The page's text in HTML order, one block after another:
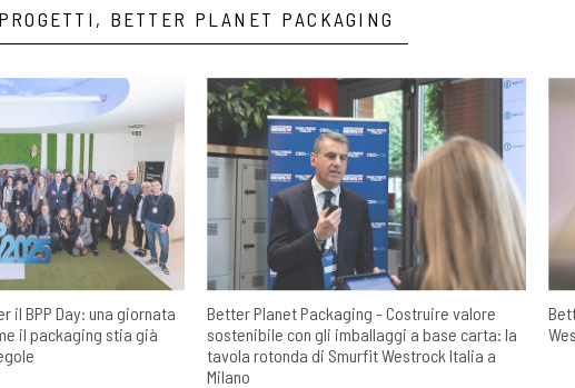
PROGETTI, BETTER PLANET PACKAGING
il BPP Day: una giornata
il packaging stia già
Better Planet Packaging - Costruire valore
sostenibile con gli imballaggi a base carta: la
tavola rotonda di Smurfit Westrock Italia a
Milano